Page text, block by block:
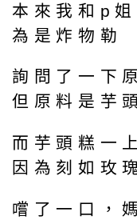
本來我和p
為是炸物勒
詢問了一下
但原料是芋頭
而芋頭糕一
因為刻如玫
嚐了一口，